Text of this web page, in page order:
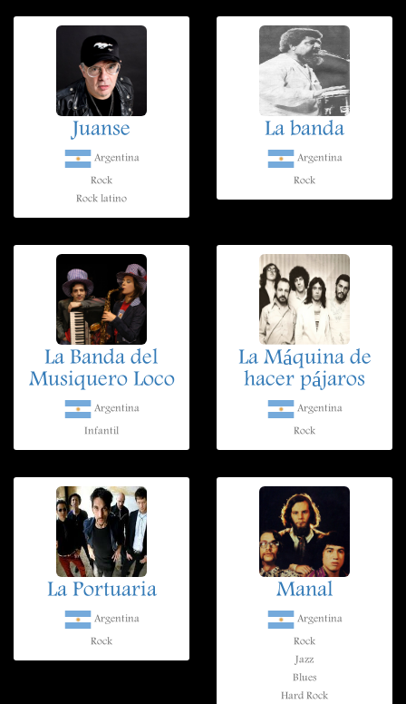
Juanse
Argentina
Rock
Rock latino
La banda
Argentina
Rock
La Banda del
Musiquero Loco
Argentina
Infantil
La Máquina de
hacer pájaros
Argentina
Rock
La Portuaria
Argentina
Rock
Manal
Argentina
Rock
Jazz
Blues
Hard Rock